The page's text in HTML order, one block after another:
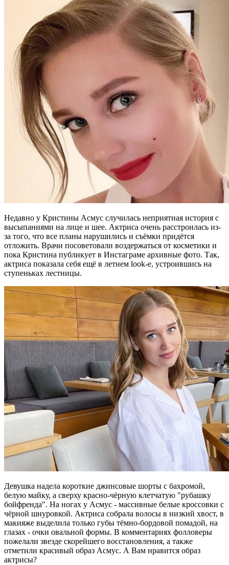
Недавно у Кристины Асмус случилась неприятная история с
высыпаниями на лице и шее. Актриса очень расстроилась из-
за того, что все планы нарушились и съёмки придётся
отложить. Врачи посоветовали воздержаться от косметики и
пока Кристина публикует в Инстаграме архивные фото. Так,
актриса показала себя ещё в летнем look-е, устроившись на
ступеньках лестницы.
Девушка надела короткие джинсовые шорты с бахромой,
белую майку, а сверху красно-чёрную клетчатую "рубашку
бойфренда". На ногах у Асмус - массивные белые кроссовки с
чёрной шнуровкой. Актриса собрала волосы в низкий хвост, в
макияже выделила только губы тёмно-бордовой помадой, на
глазах - очки овальной формы. В комментариях фолловеры
пожелали звезде скорейшего восстановления, а также
отметили красивый образ Асмус. А Вам нравится образ
актрисы?